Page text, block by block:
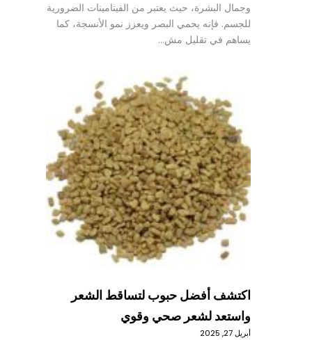
وجمال البشرة، حيث يعتبر من الفيتامينات الضرورية
للجسم. فإنه يحمي البصر ويعزز نمو الأنسجة، كما
يساهم في تقليل مش…
اكتشف أفضل حبوب لتساقط الشعر
واستعد لشعر صحي وقوي
أبريل 27, 2025